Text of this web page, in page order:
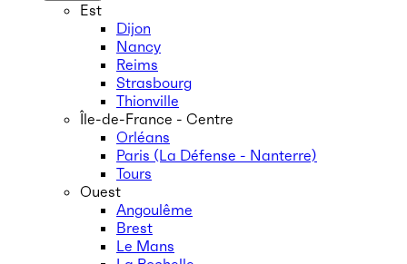
Est
Dijon
Nancy
Reims
Strasbourg
Thionville
Île-de-France - Centre
Orléans
Paris (La Défense - Nanterre)
Tours
Ouest
Angoulême
Brest
Le Mans